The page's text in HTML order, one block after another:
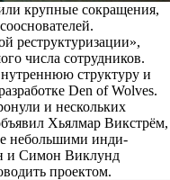
крупные сокращения,
реструктуризации»,
числа сотрудников.
структуру и
Den of Wolves.
и нескольких
Хьялмар Викстрём,
небольшими инди-
и Симон Виклунд
проектом.